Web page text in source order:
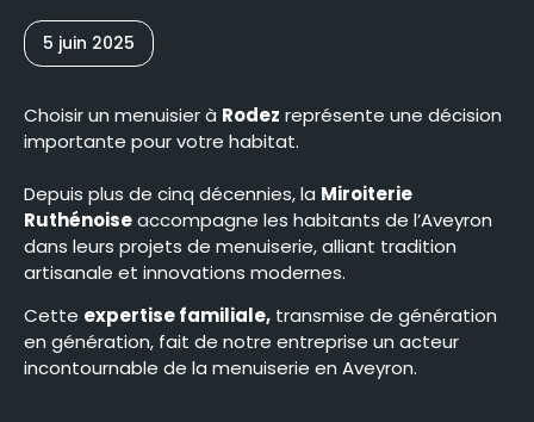
5 juin 2025
Choisir un menuisier à Rodez représente une décision
importante pour votre habitat.
Depuis plus de cinq décennies, la Miroiterie
Ruthénoiseaccompagne les habitants de l’Aveyron
dans leurs projets de menuiserie, alliant tradition
artisanale et innovations modernes.
Cette expertise familiale, transmise de génération
en génération, fait de notre entreprise un acteur
incontournable de la menuiserie en Aveyron.